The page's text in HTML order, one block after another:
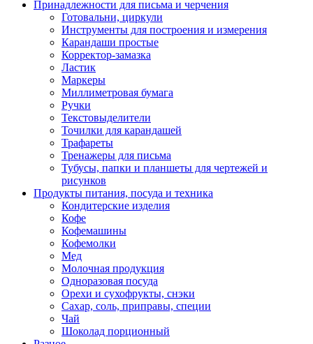
Принадлежности для письма и черчения
Готовальни, циркули
Инструменты для построения и измерения
Карандаши простые
Корректор-замазка
Ластик
Маркеры
Миллиметровая бумага
Ручки
Текстовыделители
Точилки для карандашей
Трафареты
Тренажеры для письма
Тубусы, папки и планшеты для чертежей и
рисунков
Продукты питания, посуда и техника
Кондитерские изделия
Кофе
Кофемашины
Кофемолки
Мед
Молочная продукция
Одноразовая посуда
Орехи и сухофрукты, снэки
Сахар, соль, приправы, специи
Чай
Шоколад порционный